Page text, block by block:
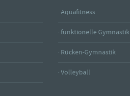
· Aquafitness
· funktionelle Gymnastik
· Rücken-Gymnastik
· Volleyball